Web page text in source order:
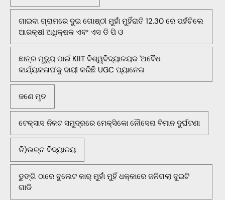
ଗାଇବା ଗ୍ରାମରେ ଦୁଇ ଗୋଷ୍ଠୀ ମୁହାଁ ମୁହିଁରାତି 12.30 ରେ ପହଁଚିଲେ
ଆରକ୍ଷୀ ଅଧିକ୍ଷକ ଏବଂ ଏସ ଡି ପି ଓ
ଛାତ୍ର ମୃତ୍ୟୁ ପାଇଁ KIIT ବିଶ୍ୱବିଦ୍ୟାଳୟର 'ଅବୈଧ
କାର୍ଯ୍ୟକଳାପ'କୁ ଦାୟୀ କରିଛି UGC ପ୍ୟାନେଲ
ଜଣେ ମୃତ
ଟେକ୍ସାସ ନିକଟ ସମୁଦ୍ରରେ ମେକ୍ସିକୋ ନୌସେନା ବିମାନ ଦୁର୍ଘଟଣା
ଡି)ଉଚ୍ଚ ବିଦ୍ୟାଳୟ
ଡୁଙ୍ଗି ଠାରେ ବୁଲେଟ କାର୍ ମୁହାଁ ମୁହିଁ ଧକ୍କାରେ ଜଳିଗଲା ଦୁଇଟି
ଗାଡି